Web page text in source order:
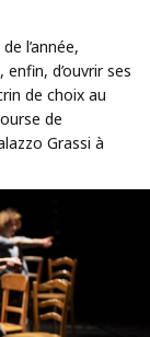
l’année,
d’ouvrir ses
de choix au
de
Grassi à